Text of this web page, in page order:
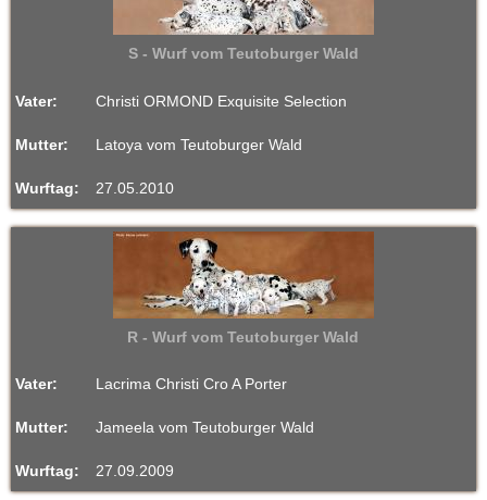
S - Wurf vom Teutoburger Wald
Vater: Christi ORMOND Exquisite Selection
Mutter: Latoya vom Teutoburger Wald
Wurftag: 27.05.2010
R - Wurf vom Teutoburger Wald
Vater: Lacrima Christi Cro A Porter
Mutter: Jameela vom Teutoburger Wald
Wurftag: 27.09.2009